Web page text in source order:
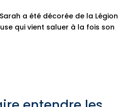
a été décorée de la Légion
qui vient saluer à la fois son